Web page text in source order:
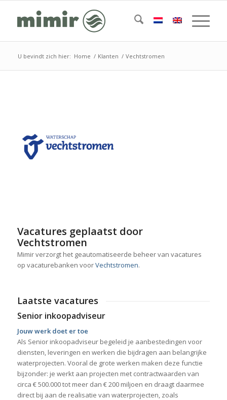
U bevindt zich hier: Home / Klanten / Vechtstromen
Vacatures geplaatst door
Vechtstromen
Mimir verzorgt het geautomatiseerde beheer van vacatures
op vacaturebanken voorVechtstromen.
Laatste vacatures
Senior inkoopadviseur
Jouw werk doet er toe
Als Senior inkoopadviseur begeleid je aanbestedingen voor
diensten, leveringen en werken die bijdragen aan belangrijke
waterprojecten. Vooral de grote werken maken deze functie
bijzonder: je werkt aan projecten met contractwaarden van
circa € 500.000 tot meer dan € 200 miljoen en draagt daarmee
direct bij aan de realisatie van waterprojecten, zoals